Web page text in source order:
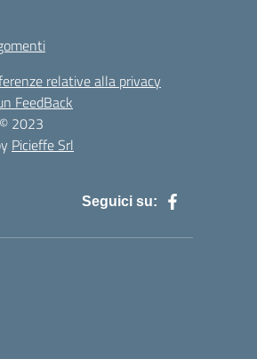
relative alla privacy
FeedBack
2023
Picieffe Srl
Seguici su: